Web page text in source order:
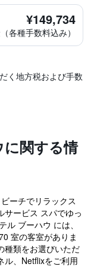
¥149,734
各種手数料込み）
く地方税および手数
関する情
ーチでリラックス
サービス スパでゆっ
ル ブーハウ には、
室の客室がありま
種類をお選びいただ
ル、Netflixをご利用